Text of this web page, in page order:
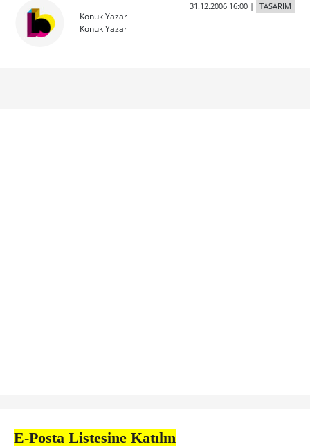
Konuk Yazar
Konuk Yazar
31.12.2006 16:00| TASARIM
E-Posta Listesine Katılın